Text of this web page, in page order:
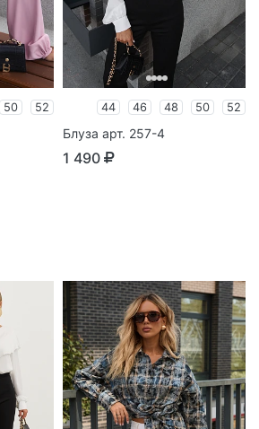
50 52 44 46 48 50 52
Блуза арт. 257-4
1 490